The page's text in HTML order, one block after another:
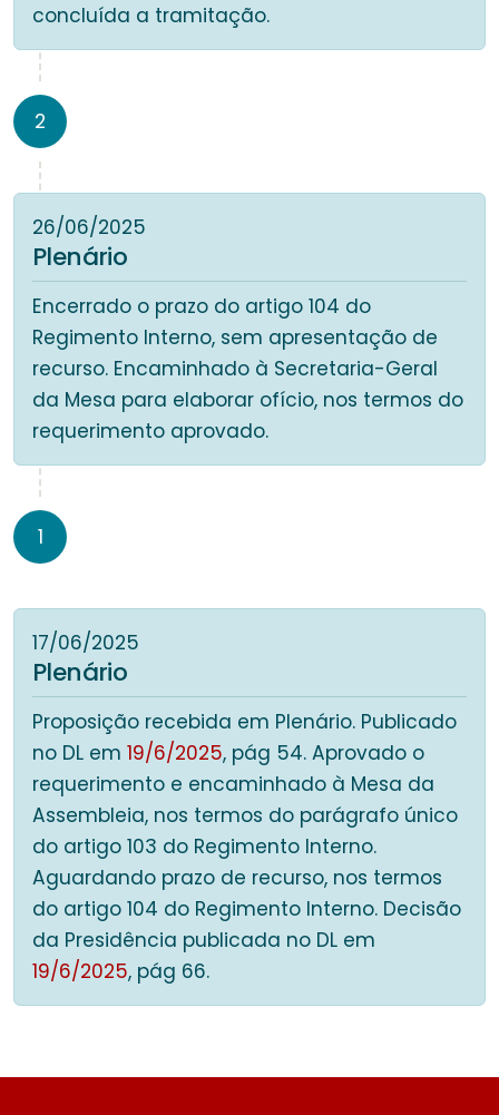
concluída a tramitação.
2
26/06/2025
Plenário
Encerrado o prazo do artigo 104 do
Regimento Interno, sem apresentação de
recurso. Encaminhado à Secretaria-Geral
da Mesa para elaborar ofício, nos termos do
requerimento aprovado.
1
17/06/2025
Plenário
Proposição recebida em Plenário. Publicado
no DL em 19/6/2025, pág 54. Aprovado o
requerimento e encaminhado à Mesa da
Assembleia, nos termos do parágrafo único
do artigo 103 do Regimento Interno.
Aguardando prazo de recurso, nos termos
do artigo 104 do Regimento Interno. Decisão
da Presidência publicada no DL em
19/6/2025, pág 66.